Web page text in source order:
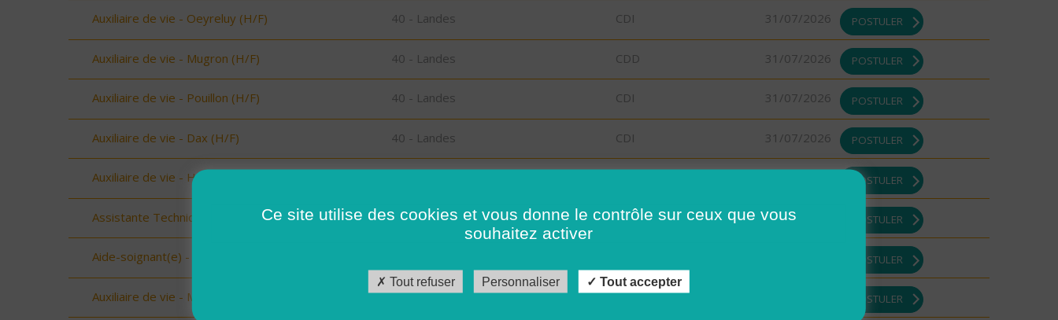
Auxiliaire de vie - Oeyreluy (H/F) 40 - Landes CDI 31/07/2026 POSTULER
Auxiliaire de vie - Mugron (H/F) 40 - Landes CDD 31/07/2026 POSTULER
Auxiliaire de vie - Pouillon (H/F) 40 - Landes CDI 31/07/2026 POSTULER
Auxiliaire de vie - Dax (H/F) 40 - Landes CDI 31/07/2026 POSTULER
Auxiliaire de vie - Hagetmau (H/F) POSTULER
Assistante Technique - Beaufort (73034) (H/F) 73 - Savoie CDI 31/07/2026 POSTULER
Aide-soignant(e) - Aime (73210) (H/F) POSTULER
Auxiliaire de vie - Mimizan (H/F) 40 - Landes CDI POSTULER
Ce site utilise des cookies et vous donne le contrôle sur ceux que vous
souhaitez activer
Tout refuser Personnaliser Tout accepter